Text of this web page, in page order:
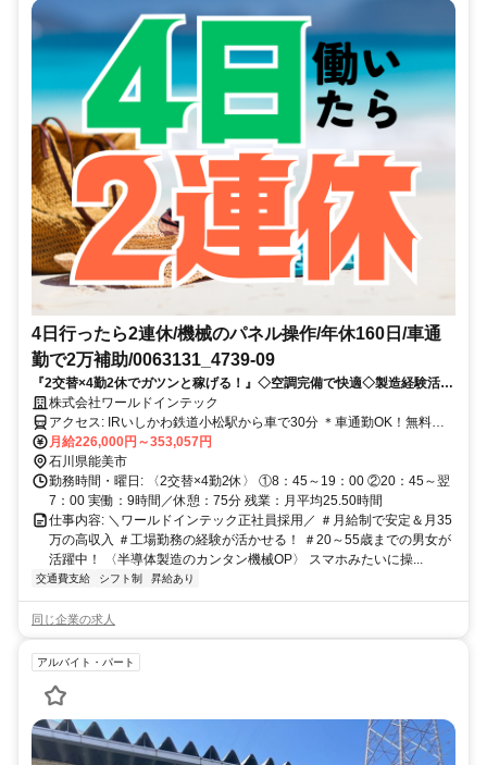
4日行ったら2連休/機械のパネル操作/年休160日/車通
勤で2万補助/0063131_4739-09
『2交替×4勤2休でガツンと稼げる！』◇空調完備で快適◇製造経験活か
せる◇20～55歳男女活躍中◇履歴書不要ですぐエントリーOK
株式会社ワールドインテック
アクセス: IRいしかわ鉄道小松駅から車で30分 ＊車通勤OK！無料駐
車場あり ＊交通費規定支給 ＊社宅～工場までの無料送迎あり 金沢市/
野々市市/白山市/能美市/小松市 などの近隣エリアから通勤している方
もいます。
月給226,000円～353,057円
石川県能美市
勤務時間・曜日: 〈2交替×4勤2休〉 ①8：45～19：00 ②20：45～翌
7：00 実働：9時間／休憩：75分 残業：月平均25.50時間
仕事内容: ＼ワールドインテック正社員採用／ ＃月給制で安定＆月35
万の高収入 ＃工場勤務の経験が活かせる！ ＃20～55歳までの男女が
活躍中！ 〈半導体製造のカンタン機械OP〉 スマホみたいに操...
交通費支給 シフト制 昇給あり
同じ企業の求人
アルバイト・パート